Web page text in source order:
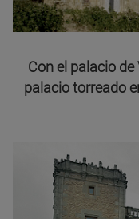
Con el palacio
palacio torreado